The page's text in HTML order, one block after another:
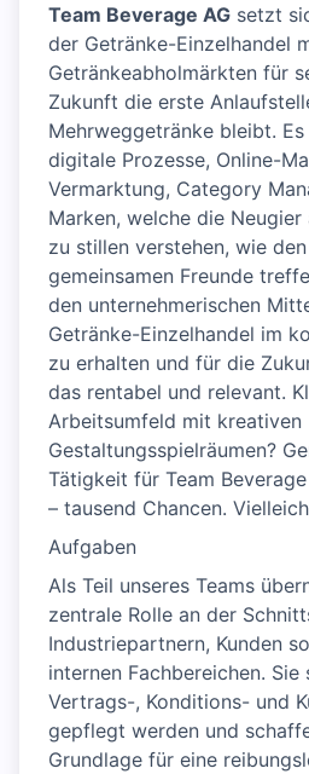
Team Beverage AG setzt
der Getränke-Einzelhandel
Getränkeabholmärkten für
Zukunft die erste
Mehrweggetränke bleibt.
digitale Prozesse, Online-
Vermarktung, Category
Marken, welche die Neugier
zu stillen verstehen, wie
gemeinsamen Freunde
den unternehmerischen
Getränke-Einzelhandel im
zu erhalten und für die
das rentabel und relevant.
Arbeitsumfeld mit kreativen
Gestaltungsspielräumen?
Tätigkeit für Team
– tausend Chancen.
Aufgaben
Als Teil unseres Teams
zentrale Rolle an der
Industriepartnern, Kunden
internen Fachbereichen.
Vertrags-, Konditions- und
gepflegt werden und
Grundlage für eine